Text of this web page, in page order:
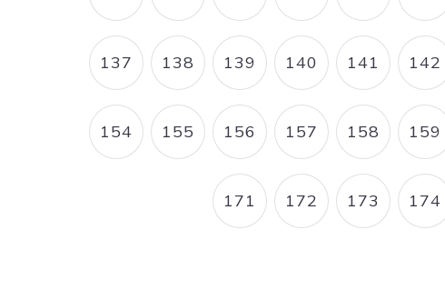
PAGE
137 PAGE
138 PAGE
139 PAGE
140 PAGE
141 142
PAGE
154 PAGE
155 PAGE
156 PAGE
157 PAGE
158 159
PAGE
171 PAGE
172 PAGE
173 174